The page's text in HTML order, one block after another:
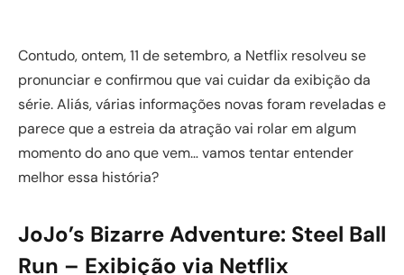
Contudo, ontem, 11 de setembro, a Netflix resolveu se
pronunciar e confirmou que vai cuidar da exibição da
série. Aliás, várias informações novas foram reveladas e
parece que a estreia da atração vai rolar em algum
momento do ano que vem… vamos tentar entender
melhor essa história?
JoJo’s Bizarre Adventure: Steel Ball
Run – Exibição via Netflix